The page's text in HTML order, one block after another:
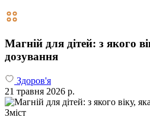
Магній для дітей: з якого
дозування
Здоров'я
21 травня 2026 р.
Зміст